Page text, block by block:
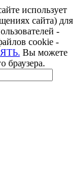
использует
сайта) для
-
cookie -
Вы можете
браузера.